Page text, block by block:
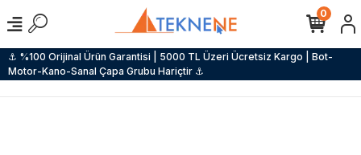
⚓ %100 Orijinal Ürün Garantisi | 5000 TL Üzeri Ücretsiz Kargo | Bot-
Motor-Kano-Sanal Çapa Grubu Hariçtir ⚓
0